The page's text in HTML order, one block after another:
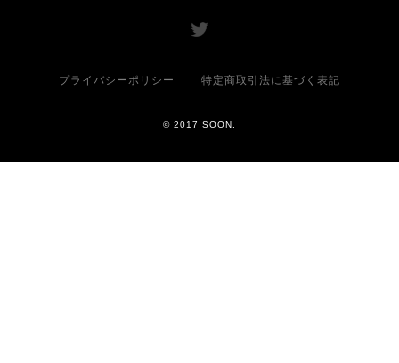
プライバシーポリシー 特定商取引法に基づく表記
© 2017 SOON.